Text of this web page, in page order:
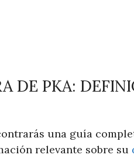
DE PKA:
una guía
relevante sobre su